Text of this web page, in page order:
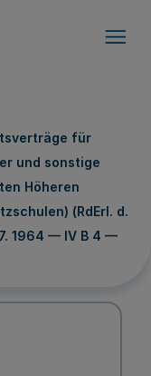
für
und sonstige
Höheren
(RdErl. d.
1964 — IV B 4 —